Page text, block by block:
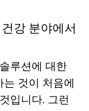
강 분야에서
루션에 대한
것이 처음에
입니다. 그런